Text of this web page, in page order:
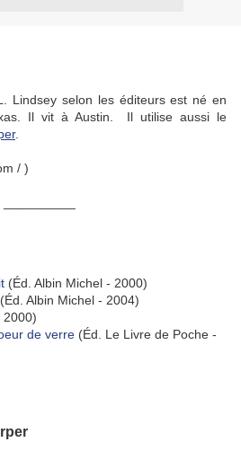
Lindsey selon les éditeurs est né en
Il vit à Austin. Il utilise aussi le
.
/ )
(Éd. Albin Michel - 2000)
(Éd. Albin Michel - 2004)
2000)
de verre (Éd. Le Livre de Poche -